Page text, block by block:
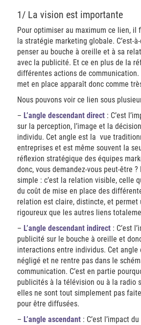
1/ La vision est importante
Pour optimiser au maximum ce lien, il
la stratégie marketing globale. C’est-
penser au bouche à oreille et à sa
avec la publicité. Et ce en plus de la
différentes actions de communication.
met en place apparaît donc comme
Nous pouvons voir ce lien sous
– L’angle descendant direct : C’est
sur la perception, l’image et la décision
individu. Cet angle est la vue
entreprises et est même souvent la
réflexion stratégique des équipes
donc, vous demandez-vous peut-être
simple : c’est la relation visible, celle
du coût de mise en place des
relation est claire, distincte, et permet
rigoureux que les autres liens
– L’angle descendant indirect : C’est
publicité sur le bouche à oreille et
interactions entre individus. Cet angle
négligé et ne rentre pas dans le
communication. C’est en partie
publicités à la télévision ou à la radio
elles ne sont tout simplement pas
pour être diffusées.
– L’angle ascendant : C’est l’impact